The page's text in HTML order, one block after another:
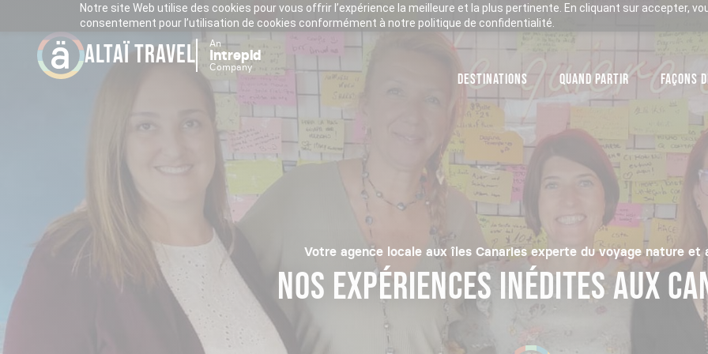
Notre site Web utilise des cookies pour vous offrir l’expérience la meilleure et la plus pertinente. En cliquant sur accepter,
consentement pour l’utilisation de cookies conformément à notre politique de confidentialité.
ALTAÏ TRAVEL An
Intrepid
Company
DESTINATIONS QUAND PARTIR FAÇONS
Votre agence locale aux îles Canaries experte du voyage nature et
NOS EXPÉRIENCES INÉDITES AUX